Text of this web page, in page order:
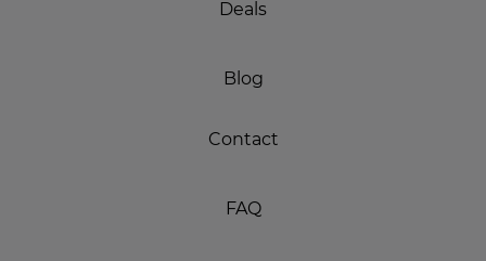
Deals
Blog
Contact
FAQ